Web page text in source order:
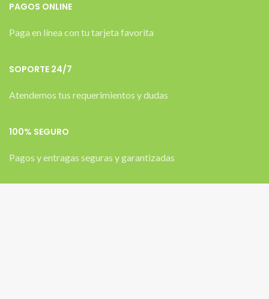
PAGOS ONLINE
Paga en línea con tu tarjeta favorita
SOPORTE 24/7
Atendemos tus requerimientos y dudas
100% SEGURO
Pagos y entragas seguras y garantizadas